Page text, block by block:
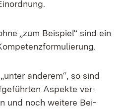
„zum Bei­spiel“ sind ein
an­de­rem“, so sind
As­pek­te ver­
und noch wei­te­re Bei­